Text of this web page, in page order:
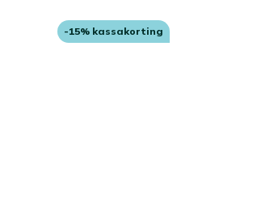
-15% kassakorting